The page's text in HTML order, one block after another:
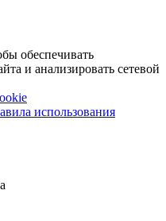
обеспечивать
и анализировать сетевой
использования